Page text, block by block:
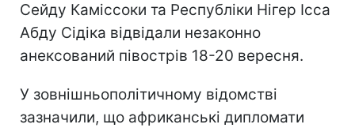
Сейду Каміссоки та Республіки Нігер Ісса
Абду Сідіка відвідали незаконно
анексований півострів 18-20 вересня.
У зовнішньополітичному відомстві
зазначили, що африканські дипломати